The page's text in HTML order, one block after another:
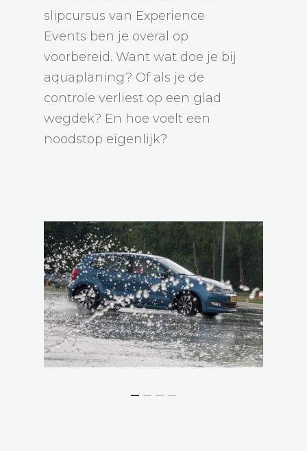
slipcursus van Experience
Events ben je overal op
voorbereid. Want wat doe je bij
aquaplaning? Of als je de
controle verliest op een glad
wegdek? En hoe voelt een
noodstop eigenlijk?